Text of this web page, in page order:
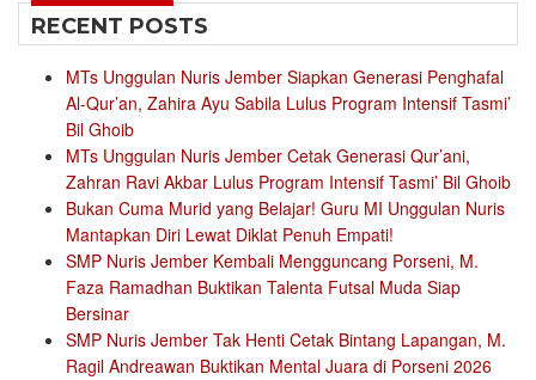
RECENT POSTS
MTs Unggulan Nuris Jember Siapkan Generasi Penghafal
Al-Qur’an, Zahira Ayu Sabila Lulus Program Intensif Tasmi’
Bil Ghoib
MTs Unggulan Nuris Jember Cetak Generasi Qur’ani,
Zahran Ravi Akbar Lulus Program Intensif Tasmi’ Bil Ghoib
Bukan Cuma Murid yang Belajar! Guru MI Unggulan Nuris
Mantapkan Diri Lewat Diklat Penuh Empati!
SMP Nuris Jember Kembali Mengguncang Porseni, M.
Faza Ramadhan Buktikan Talenta Futsal Muda Siap
Bersinar
SMP Nuris Jember Tak Henti Cetak Bintang Lapangan, M.
Ragil Andreawan Buktikan Mental Juara di Porseni 2026